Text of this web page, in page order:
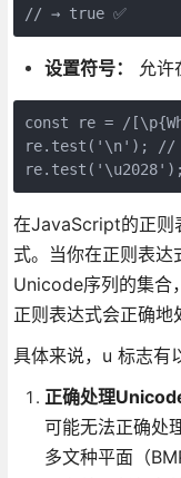
// → true ✅
设置符号： 允许
const re = /
re.test('\n'); //
在JavaScript的正则
式。当你在正则表达
Unicode序列的集合
正则表达式会正确地
具体来说，u 标志有
正确处理
可能无法正确处
多文种平面（